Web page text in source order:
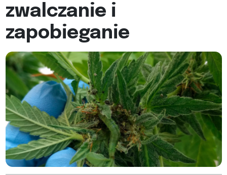
zwalczanie i
zapobieganie